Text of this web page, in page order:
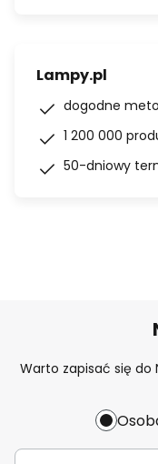
Lampy.pl
dogodne
1 200 000
50-dniowy
Warto zapisać się